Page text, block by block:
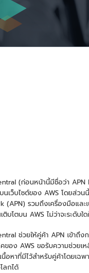
(ก่อนหน้านี้มีชื่อว่า APN
นเว็บไซต์ของ AWS โดยส่วน
(APN) รวมถึงเครื่องมือและ
บโตบน AWS ไม่ว่าจะระดับใ
ช่วยให้คู่ค้า APN เข้าถึง
คของ AWS ขอรับความช่วยเ
อหาที่มีไว้สำหรับคู่ค้าโดยเฉพ
ลกได้